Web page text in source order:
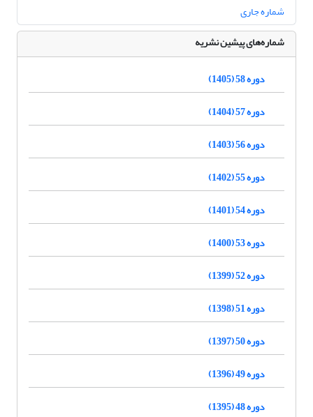
شماره جاری
شماره‌های پیشین نشریه
دوره 58 (1405)
دوره 57 (1404)
دوره 56 (1403)
دوره 55 (1402)
دوره 54 (1401)
دوره 53 (1400)
دوره 52 (1399)
دوره 51 (1398)
دوره 50 (1397)
دوره 49 (1396)
دوره 48 (1395)